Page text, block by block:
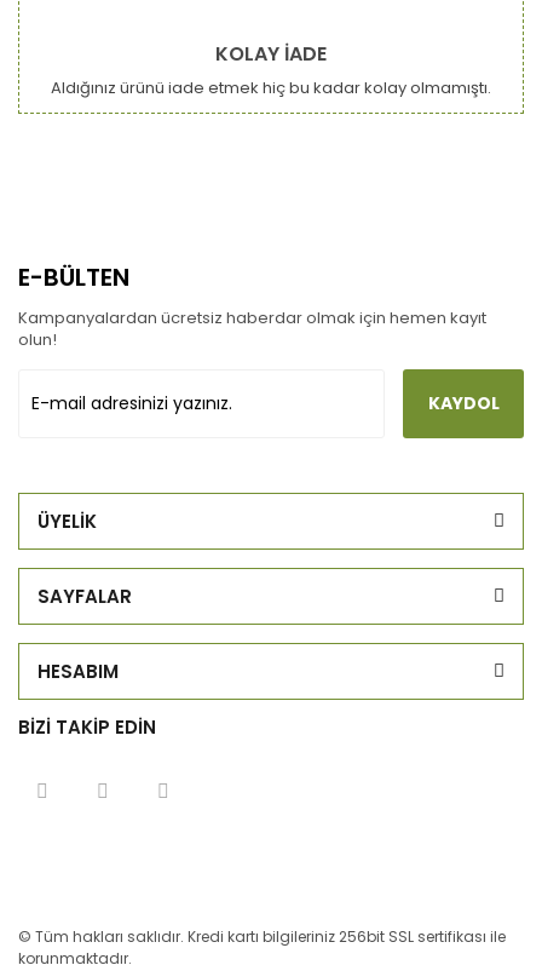
KOLAY İADE
Aldığınız ürünü iade etmek hiç bu kadar kolay olmamıştı.
E-BÜLTEN
Kampanyalardan ücretsiz haberdar olmak için hemen kayıt
olun!
KAYDOL
ÜYELİK
SAYFALAR
HESABIM
BİZİ TAKİP EDİN
© Tüm hakları saklıdır. Kredi kartı bilgileriniz 256bit SSL sertifikası ile
korunmaktadır.